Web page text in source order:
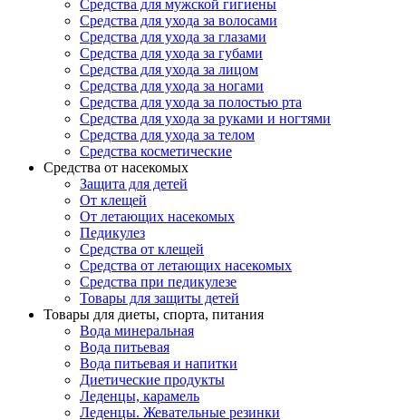
Средства для мужской гигиены
Средства для ухода за волосами
Средства для ухода за глазами
Средства для ухода за губами
Средства для ухода за лицом
Средства для ухода за ногами
Средства для ухода за полостью рта
Средства для ухода за руками и ногтями
Средства для ухода за телом
Средства косметические
Средства от насекомых
Защита для детей
От клещей
От летающих насекомых
Педикулез
Средства от клещей
Средства от летающих насекомых
Средства при педикулезе
Товары для защиты детей
Товары для диеты, спорта, питания
Вода минеральная
Вода питьевая
Вода питьевая и напитки
Диетические продукты
Леденцы, карамель
Леденцы. Жевательные резинки